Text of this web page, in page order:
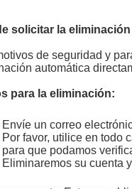
solicitar la
de seguridad y
automática
para la eliminación:
Envíe un correo
Por favor, utilice en todo
para que podamos
Eliminaremos su cuenta